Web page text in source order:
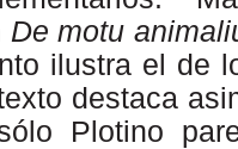
De motu
ilustra el de
destaca
Plotino